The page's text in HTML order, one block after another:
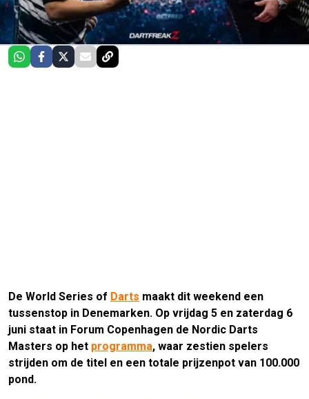
De World Series of Darts maakt dit weekend een
tussenstop in Denemarken. Op vrijdag 5 en zaterdag 6
juni staat in Forum Copenhagen de Nordic Darts
Masters op het programma, waar zestien spelers
strijden om de titel en een totale prijzenpot van 100.000
pond.